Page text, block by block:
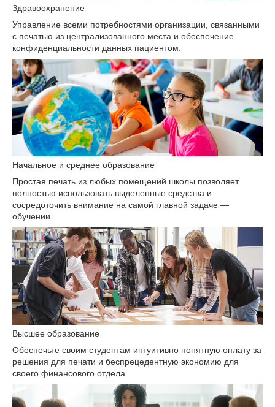
Здравоохранение
Управление всеми потребностями организации, связанными
с печатью из централизованного места и обеспечение
конфиденциальности данных пациентом.
Начальное и среднее образование
Простая печать из любых помещений школы позволяет
полностью использовать выделенные средства и
сосредоточить внимание на самой главной задаче —
обучении.
Высшее образование
Обеспечьте своим студентам интуитивно понятную оплату за
решения для печати и беспрецедентную экономию для
своего финансового отдела.